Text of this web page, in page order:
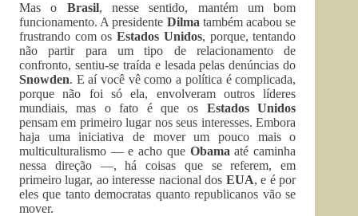
Mas o Brasil, nesse sentido, mantém um bom
funcionamento. A presidente Dilma também acabou se
frustrando com osEstados Unidos, porque, tentando
não partir para um tipo de relacionamento de
confronto, sentiu-se traída e lesada pelas denúncias do
Snowden. E aí você vê como a política é complicada,
porque não foi só ela, envolveram outros líderes
mundiais, mas o fato é que os Estados Unidos
pensam em primeiro lugar nos seus interesses. Embora
haja uma iniciativa de mover um pouco mais o
multiculturalismo — e acho que Obama até caminha
nessa direção —, há coisas que se referem, em
primeiro lugar, ao interesse nacional dos EUA, e é por
eles que tanto democratas quanto republicanos vão se
mover.